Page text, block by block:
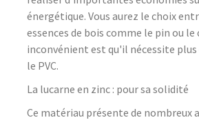
énergétique. Vous aurez le choix
essences de bois comme le pin ou le
inconvénient est qu'il nécessite
le PVC.
La lucarne en zinc : pour sa solidité
Ce matériau présente de nombreux